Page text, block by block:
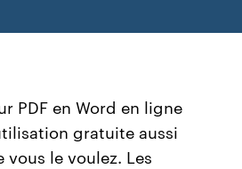
PDF en Word en ligne
gratuite aussi
le voulez. Les